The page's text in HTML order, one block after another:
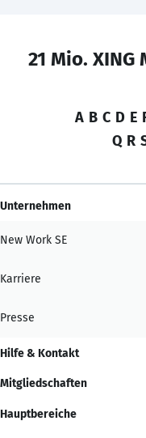
21 Mio.
A B C D E
Q R
Unternehmen
New Work SE
Karriere
Presse
Hilfe & Kontakt
Mitgliedschaften
Hauptbereiche